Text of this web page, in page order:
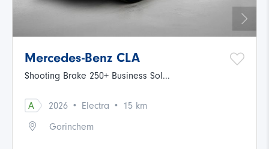
Mercedes-Benz CLA
Shooting Brake 250+ Business Sol...
A 2026 · Electra ·
15 km
Gorinchem